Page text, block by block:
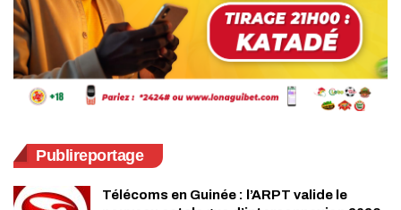
Publireportage
Télécoms en Guinée : l’ARPT valide le